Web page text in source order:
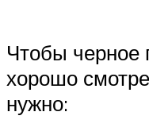
Чтобы черное
хорошо
нужно: